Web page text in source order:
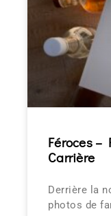
Féroces –
Carrière
Derrière la
photos de